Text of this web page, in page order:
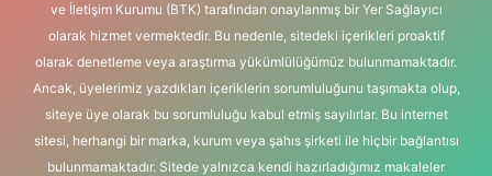
ve İletişim Kurumu (BTK) tarafından onaylanmış bir Yer Sağlayıcı
olarak hizmet vermektedir. Bu nedenle, sitedeki içerikleri proaktif
olarak denetleme veya araştırma yükümlülüğümüz bulunmamaktadır.
Ancak, üyelerimiz yazdıkları içeriklerin sorumluluğunu taşımakta olup,
siteye üye olarak bu sorumluluğu kabul etmiş sayılırlar. Bu internet
sitesi, herhangi bir marka, kurum veya şahıs şirketi ile hiçbir bağlantısı
bulunmamaktadır. Sitede yalnızca kendi hazırladığımız makaleler